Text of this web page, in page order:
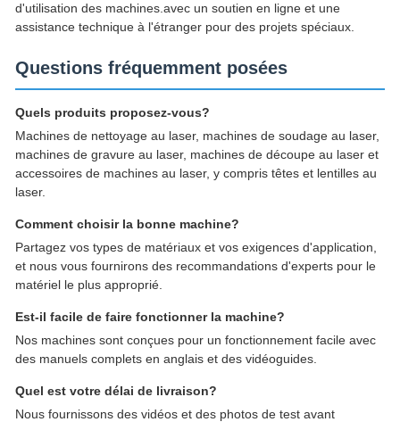
d'utilisation des machines.avec un soutien en ligne et une
assistance technique à l'étranger pour des projets spéciaux.
Questions fréquemment posées
Quels produits proposez-vous?
Machines de nettoyage au laser, machines de soudage au laser,
machines de gravure au laser, machines de découpe au laser et
accessoires de machines au laser, y compris têtes et lentilles au
laser.
Comment choisir la bonne machine?
Partagez vos types de matériaux et vos exigences d'application,
et nous vous fournirons des recommandations d'experts pour le
matériel le plus approprié.
Est-il facile de faire fonctionner la machine?
Nos machines sont conçues pour un fonctionnement facile avec
des manuels complets en anglais et des vidéoguides.
Quel est votre délai de livraison?
Nous fournissons des vidéos et des photos de test avant